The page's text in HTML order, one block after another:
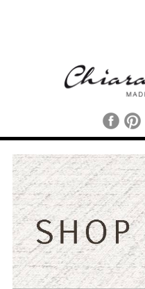
HOME
CHIARA BELLINI
COLLEZIONI
COMUNICAZIONE
STORE LOCATOR
CUSTOMER SERVICE